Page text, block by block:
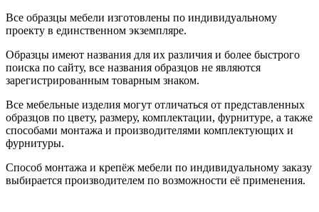
Все образцы мебели изготовлены по индивидуальному
проекту в единственном экземпляре.
Образцы имеют названия для их различия и более быстрого
поиска по сайту, все названия образцов не являются
зарегистрированным товарным знаком.
Все мебельные изделия могут отличаться от представленных
образцов по цвету, размеру, комплектации, фурнитуре, а также
способами монтажа и производителями комплектующих и
фурнитуры.
Способ монтажа и крепёж мебели по индивидуальному заказу
выбирается производителем по возможности её применения.